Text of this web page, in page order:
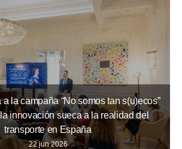
la campaña “No somos tan s(u)ecos”
innovación sueca a la realidad del
transporte en España
22 jun 2026